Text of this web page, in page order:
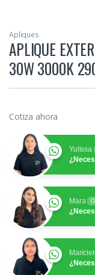
Apliques
APLIQUE
30W 3000K
Cotiza ahora
Yulissa
Mara